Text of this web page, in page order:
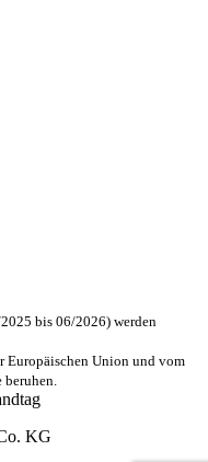
bis 06/2026) werden
Europäischen Union und vom
beruhen.
KG